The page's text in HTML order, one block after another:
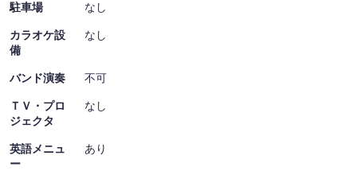
駐車場 なし
カラオケ設
備
なし
バンド演奏 不可
ＴＶ・プロ
ジェクタ
なし
英語メニュ
ー
あり